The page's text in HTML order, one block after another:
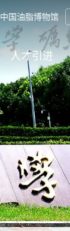
中国油脂博物馆
人才引进